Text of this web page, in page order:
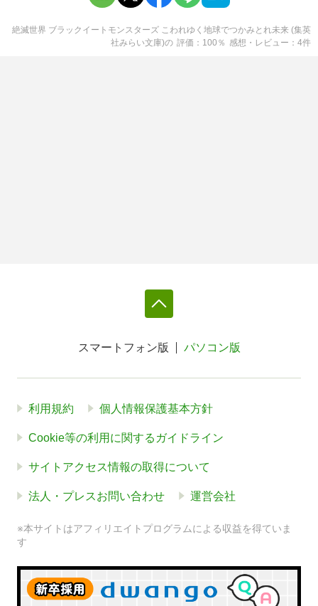
絶滅世界 ブラックイートモンスターズ こわれゆく地球でつかみとれ未来 (集英
社みらい文庫)の 評価 100 ％ 感想・レビュー 4件
スマートフォン版 パソコン版
利用規約 個人情報保護基本方針
Cookie等の利用に関するガイドライン
サイトアクセス情報の取得について
法人・プレスお問い合わせ 運営会社
※本サイトはアフィリエイトプログラムによる収益を得ていま
す